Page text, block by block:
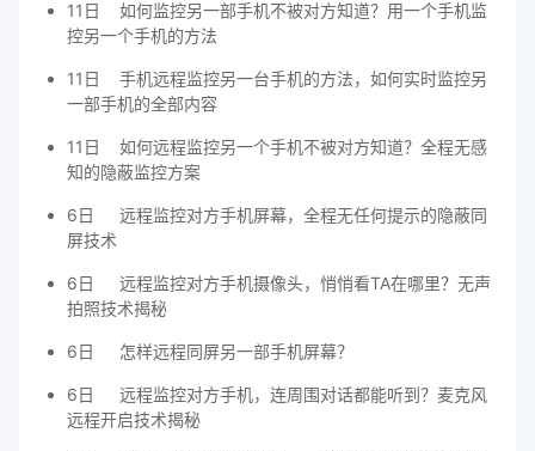
11日
如何监控另一部手机不被对方知道？用一个手机监
控另一个手机的方法
11日
手机远程监控另一台手机的方法，如何实时监控另
一部手机的全部内容
11日
如何远程监控另一个手机不被对方知道？全程无感
知的隐蔽监控方案
6日
远程监控对方手机屏幕，全程无任何提示的隐蔽同
屏技术
6日
远程监控对方手机摄像头，悄悄看TA在哪里？无声
拍照技术揭秘
6日 怎样远程同屏另一部手机屏幕？
6日
远程监控对方手机，连周围对话都能听到？麦克风
远程开启技术揭秘